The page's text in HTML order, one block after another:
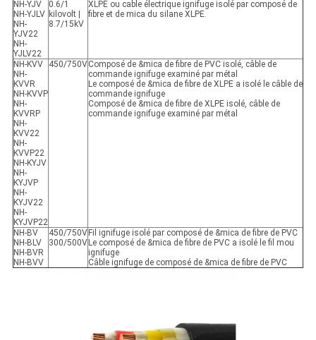
NH-YJV
NH-YJLV
NH-
YJV22
NH-
YJLV22
0.6/1
kilovolt |
8.7/15kV
XLPE ou cable électrique ignifuge isolé par composé de
fibre et de mica du silane XLPE.
NH-KVV
NH-
KVVR
NH-KVVP
NH-
KVVRP
NH-
KVV22
NH-
KVVP22
NH-KYJV
NH-
KYJVP
NH-
KYJV22
NH-
KYJVP22
450/750VComposé de &mica de fibre de PVC isolé, câble de
commande ignifuge examiné par métal
Le composé de &mica de fibre de XLPE a isolé le câble de
commande ignifuge
Composé de &mica de fibre de XLPE isolé, câble de
commande ignifuge examiné par métal
NH-BV
NH-BLV
NH-BVR
NH-BVV
450/750V
300/500V
Fil ignifuge isolé par composé de &mica de fibre de PVC
Le composé de &mica de fibre de PVC a isolé le fil mou
ignifuge
Câble ignifuge de composé de &mica de fibre de PVC